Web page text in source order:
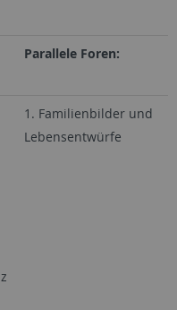
Parallele Foren:
1. Familienbilder und
Lebensentwürfe